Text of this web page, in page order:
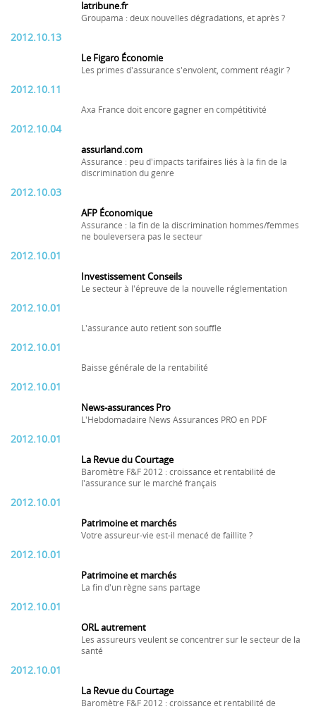
latribune.fr
Groupama : deux nouvelles dégradations, et après ?
2012.10.13
Le Figaro Économie
Les primes d'assurance s'envolent, comment réagir ?
2012.10.11
Axa France doit encore gagner en compétitivité
2012.10.04
assurland.com
Assurance : peu d'impacts tarifaires liés à la fin de la
discrimination du genre
2012.10.03
AFP Économique
Assurance : la fin de la discrimination hommes/femmes
ne bouleversera pas le secteur
2012.10.01
Investissement Conseils
Le secteur à l'épreuve de la nouvelle réglementation
2012.10.01
L'assurance auto retient son souffle
2012.10.01
Baisse générale de la rentabilité
2012.10.01
News-assurances Pro
L'Hebdomadaire News Assurances PRO en PDF
2012.10.01
La Revue du Courtage
Baromètre F&F 2012 : croissance et rentabilité de
l'assurance sur le marché français
2012.10.01
Patrimoine et marchés
Votre assureur-vie est-il menacé de faillite ?
2012.10.01
Patrimoine et marchés
La fin d'un règne sans partage
2012.10.01
ORL autrement
Les assureurs veulent se concentrer sur le secteur de la
santé
2012.10.01
La Revue du Courtage
Baromètre F&F 2012 : croissance et rentabilité de